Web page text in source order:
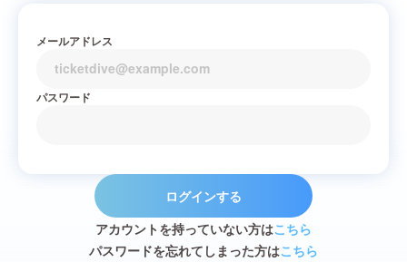
メールアドレス
パスワード
ログインする
アカウントを持っていない方はこちら
パスワードを忘れてしまった方はこちら